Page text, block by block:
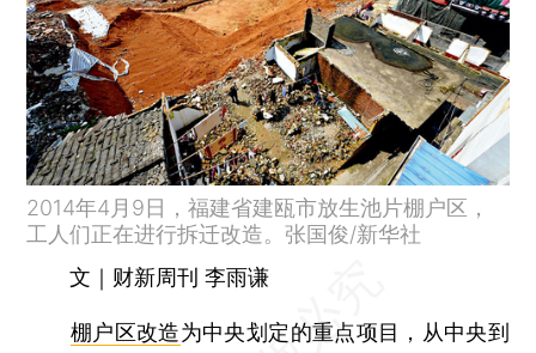
2014年4月9日，福建省建瓯市放生池片棚户区，
工人们正在进行拆迁改造。张国俊/新华社
文｜财新周刊 李雨谦
棚户区改造为中央划定的重点项目，从中央到